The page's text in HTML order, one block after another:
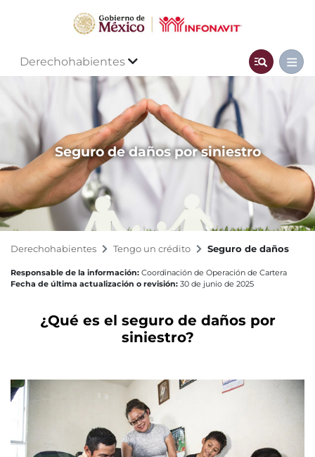
Derechohabientes
Seguro de daños por siniestro
Derechohabientes Tengo un crédito Seguro de daños
Responsable de la información: Coordinación de Operación de Cartera
Fecha de última actualización o revisión: 30 de junio de 2025
¿Qué es el seguro de daños por
siniestro?